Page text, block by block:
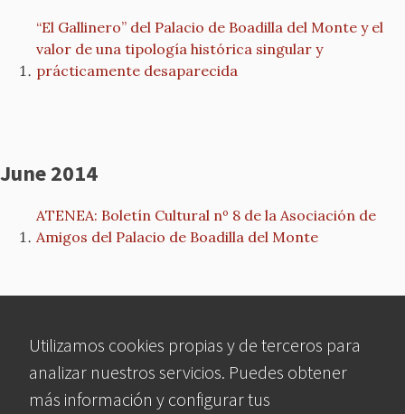
Utilizamos cookies propias y de terceros para
analizar nuestros servicios. Puedes obtener
más información y configurar tus
“El Gallinero” del Palacio de Boadilla del Monte y el
valor de una tipología histórica singular y
prácticamente desaparecida
June 2014
ATENEA: Boletín Cultural nº 8 de la Asociación de
Amigos del Palacio de Boadilla del Monte
April 2014
Presentación del proyecto de restauración del
Gallinero del Palacio de Boadilla del Monte